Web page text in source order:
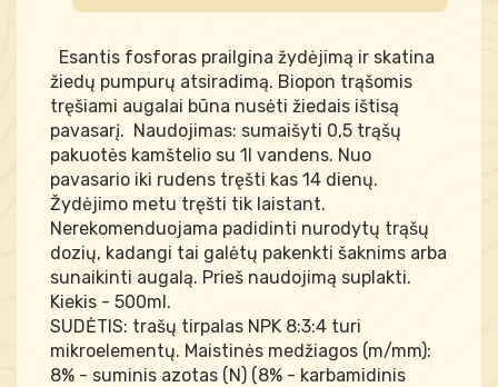
Esantis fosforas prailgina žydėjimą ir skatina
žiedų pumpurų atsiradimą. Biopon trąšomis
tręšiami augalai būna nusėti žiedais ištisą
pavasarį. Naudojimas: sumaišyti 0,5 trąšų
pakuotės kamštelio su 1l vandens. Nuo
pavasario iki rudens tręšti kas 14 dienų.
Žydėjimo metu tręšti tik laistant.
Nerekomenduojama padidinti nurodytų trąšų
dozių, kadangi tai galėtų pakenkti šaknims arba
sunaikinti augalą. Prieš naudojimą suplakti.
Kiekis - 500ml.
SUDĖTIS: trašų tirpalas NPK 8:3:4 turi
mikroelementų. Maistinės medžiagos (m/mm):
8% - suminis azotas (N) (8% - karbamidinis